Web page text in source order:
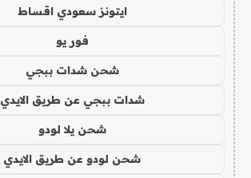
ايتونز سعودي اقساط
فور يو
شحن شدات ببجي
شدات ببجي عن طريق الايدي
شحن يلا لودو
شحن لودو عن طريق الايدي